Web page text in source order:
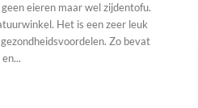
Het is een zeer leuk
Zo bevat